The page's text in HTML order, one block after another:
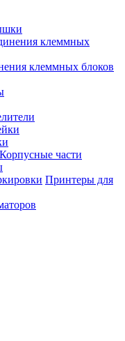
клеммных блоков
Корпусные части
Принтеры для